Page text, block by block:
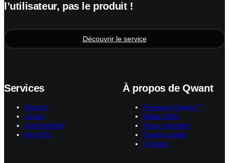
l’utilisateur, pas le produit !
Découvrir le service
Services
Search
Junior
App Android
App iOS
À propos de Qwant
Pourquoi Qwant ?
Better Web
Nous rejoindre
Centre d’aide
Contact